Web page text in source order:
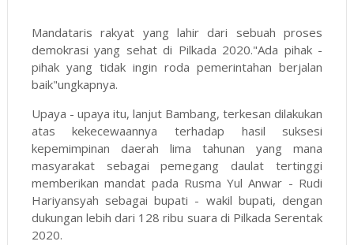
Mandataris rakyat yang lahir dari sebuah proses
demokrasi yang sehat di Pilkada 2020."Ada pihak -
pihak yang tidak ingin roda pemerintahan berjalan
baik"ungkapnya.
Upaya - upaya itu, lanjut Bambang, terkesan dilakukan
atas kekecewaannya terhadap hasil suksesi
kepemimpinan daerah lima tahunan yang mana
masyarakat sebagai pemegang daulat tertinggi
memberikan mandat pada Rusma Yul Anwar - Rudi
Hariyansyah sebagai bupati - wakil bupati, dengan
dukungan lebih dari 128 ribu suara di Pilkada Serentak
2020.